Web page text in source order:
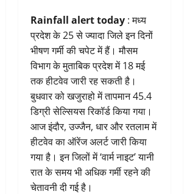
Rainfall alert today : मध्य
प्रदेश के 25 से ज्यादा जिले इन दिनों
भीषण गर्मी की चपेट में हैं। मौसम
विभाग के मुताबिक प्रदेश में 18 मई
तक हीटवेव जारी रह सकती है।
बुधवार को खजुराहो में तापमान 45.4
डिग्री सेल्सियस रिकॉर्ड किया गया।
आज इंदौर, उज्जैन, धार और रतलाम में
हीटवेव का ऑरेंज अलर्ट जारी किया
गया है। इन जिलों में ‘वार्म नाइट’ यानी
रात के समय भी अधिक गर्मी रहने की
चेतावनी दी गई है।